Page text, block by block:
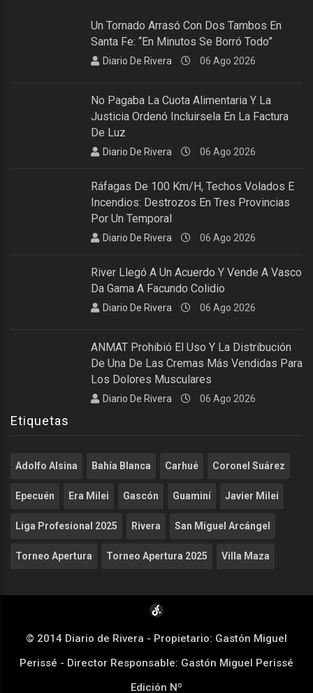
Un Tornado Arrasó Con Dos Tambos En
Santa Fe: “En Minutos Se Borró Todo”
Diario De Rivera 06 Ago 2026
No Pagaba La Cuota Alimentaria Y La
Justicia Ordenó Incluirsela En La Factura
De Luz
Diario De Rivera 06 Ago 2026
Ráfagas De 100 Km/h, Techos Volados E
Incendios: Destrozos En Tres Provincias
Por Un Temporal
Diario De Rivera 06 Ago 2026
River Llegó A Un Acuerdo Y Vende A Vasco
Da Gama A Facundo Colidio
Diario De Rivera 06 Ago 2026
ANMAT Prohibió El Uso Y La Distribución
De Una De Las Cremas Más Vendidas Para
Los Dolores Musculares
Diario De Rivera 06 Ago 2026
Etiquetas
Adolfo Alsina Bahía Blanca Carhué Coronel Suárez
Epecuén Era Milei Gascón Guaminí Javier Milei
Liga Profesional 2025 Rivera San Miguel Arcángel
Torneo Apertura Torneo Apertura 2025 Villa Maza
© 2014 Diario de Rivera - Propietario: Gastón Miguel
Perissé - Director Responsable: Gastón Miguel Perissé
Edición Nº